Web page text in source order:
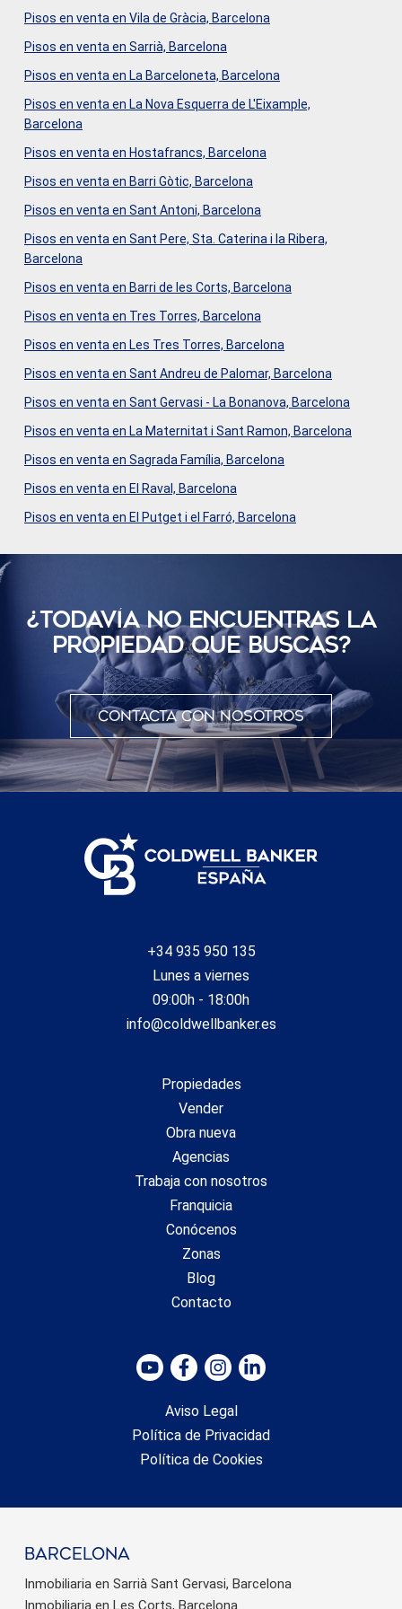
suscrito. #ref:CBES2958
viviendas de segunda mano, el Impuesto sobre
Transmisiones Patrimoniales (ITP) según tipo aplicable en
la Comunidad Autónoma; (ii) en viviendas de obra nueva, el
(AJD) según normativa vigente; (iii) aranceles notariales y
registrales; y (iv) gastos de gestoría en caso de
contratarse. Disponibilidad a acordar. La oferta está sujeta
a cambios de precio o retirada del mercado sin previo
aviso. Los datos expuestos, incluidas las superficies,
intermediación inmobiliaria serán asumidos por la parte
toda persona interesada información detallada y
personalizada antes de la entrega de cualquier cantidad a
cuenta, conforme a la normativa estatal y autonómica
Pisos en venta en Vila de Gràcia, Barcelona
Pisos en venta en Sarrià, Barcelona
Pisos en venta en La Barceloneta, Barcelona
Pisos en venta en La Nova Esquerra de L'Eixample,
Barcelona
Pisos en venta en Hostafrancs, Barcelona
Pisos en venta en Barri Gòtic, Barcelona
Pisos en venta en Sant Antoni, Barcelona
Pisos en venta en Sant Pere, Sta. Caterina i la Ribera,
Barcelona
Pisos en venta en Barri de les Corts, Barcelona
Pisos en venta en Tres Torres, Barcelona
Pisos en venta en Les Tres Torres, Barcelona
Pisos en venta en Sant Andreu de Palomar, Barcelona
Pisos en venta en Sant Gervasi - La Bonanova, Barcelona
Pisos en venta en La Maternitat i Sant Ramon, Barcelona
Pisos en venta en Sagrada Família, Barcelona
Pisos en venta en El Raval, Barcelona
Pisos en venta en El Putget i el Farró, Barcelona
¿TODAVÍ­A NO ENCUENTRAS LA
PROPIEDAD QUE BUSCAS?
Contacta con nosotros
+34 935 950 135
Lunes a viernes
09:00h - 18:00h
info@coldwellbanker.es
Propiedades
Vender
Obra nueva
Agencias
Trabaja con nosotros
Franquicia
Conócenos
Zonas
Blog
Contacto
Aviso Legal
Política de Privacidad
Política de Cookies
barcelona
Inmobiliaria en Sarrià Sant Gervasi, Barcelona
Inmobiliaria en Les Corts, Barcelona